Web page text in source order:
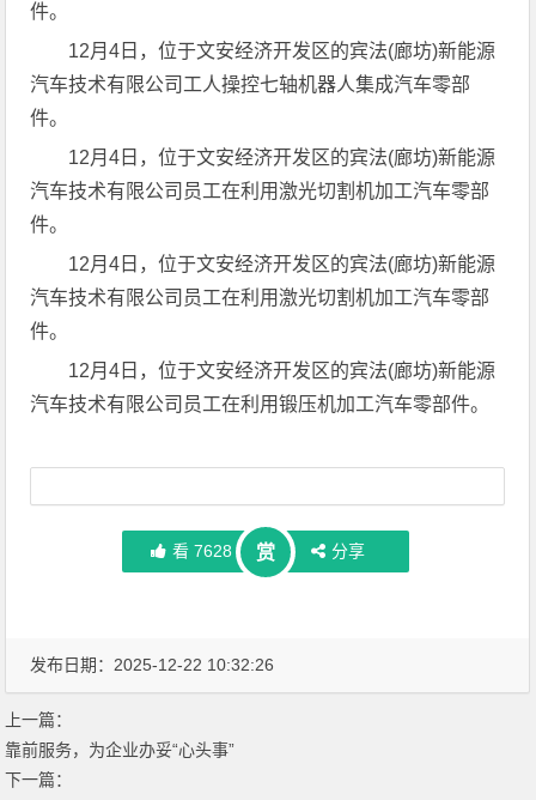
件。
12月4日，位于文安经济开发区的宾法(廊坊)新能源
汽车技术有限公司工人操控七轴机器人集成汽车零部
件。
12月4日，位于文安经济开发区的宾法(廊坊)新能源
汽车技术有限公司员工在利用激光切割机加工汽车零部
件。
12月4日，位于文安经济开发区的宾法(廊坊)新能源
汽车技术有限公司员工在利用激光切割机加工汽车零部
件。
12月4日，位于文安经济开发区的宾法(廊坊)新能源
汽车技术有限公司员工在利用锻压机加工汽车零部件。
看 7628 赏 分享
发布日期：2025-12-22 10:32:26
上一篇：
靠前服务，为企业办妥“心头事”
下一篇：